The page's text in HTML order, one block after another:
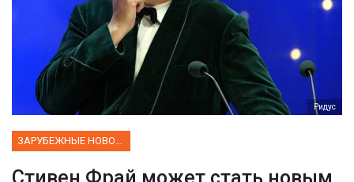
Ридус
Стивен Фрай может стать новым